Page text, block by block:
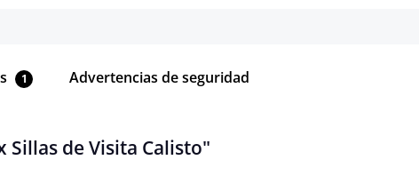
1 Advertencias de seguridad
de Visita Calisto"